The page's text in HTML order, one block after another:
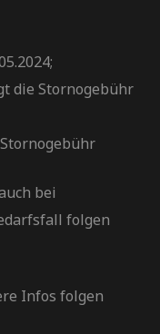
die Stornogebühr
bei
folgen
Infos folgen